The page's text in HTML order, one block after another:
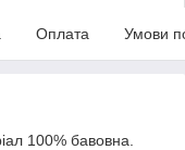
Оплата Умови
100% бавовна.